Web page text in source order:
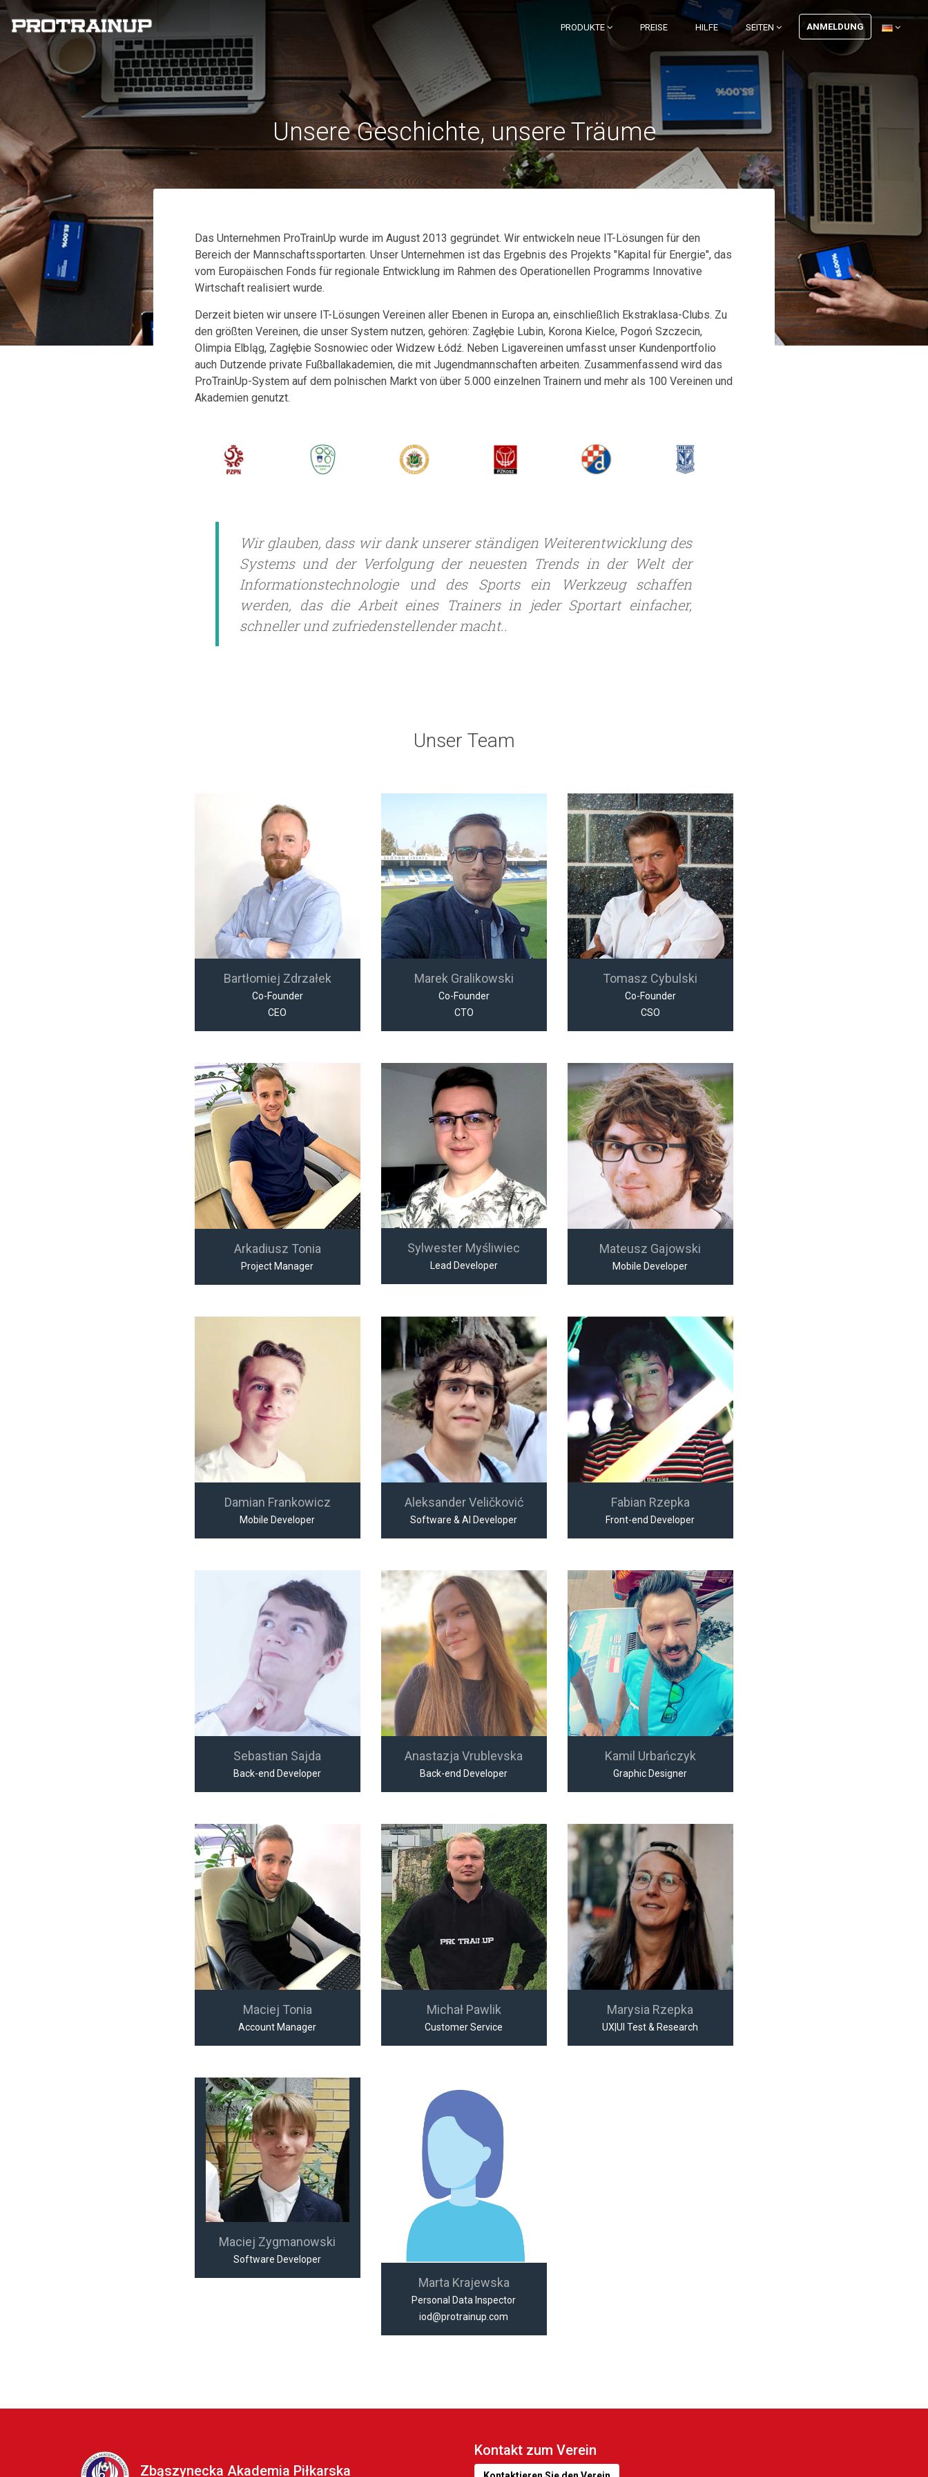
PRODUKTE PREISE HILFE SEITEN ANMELDUNG
Unsere Geschichte, unsere Träume
Das Unternehmen ProTrainUp wurde im August 2013 gegründet. Wir entwickeln neue IT-Lösungen für den
Bereich der Mannschaftssportarten. Unser Unternehmen ist das Ergebnis des Projekts "Kapital für Energie", das
vom Europäischen Fonds für regionale Entwicklung im Rahmen des Operationellen Programms Innovative
Wirtschaft realisiert wurde.
Derzeit bieten wir unsere IT-Lösungen Vereinen aller Ebenen in Europa an, einschließlich Ekstraklasa-Clubs. Zu
den größten Vereinen, die unser System nutzen, gehören: Zagłębie Lubin, Korona Kielce, Pogoń Szczecin,
Olimpia Elbląg, Zagłębie Sosnowiec oder Widzew Łódź. Neben Ligavereinen umfasst unser Kundenportfolio
auch Dutzende private Fußballakademien, die mit Jugendmannschaften arbeiten. Zusammenfassend wird das
ProTrainUp-System auf dem polnischen Markt von über 5.000 einzelnen Trainern und mehr als 100 Vereinen und
Akademien genutzt.
Wir glauben, dass wir dank unserer ständigen Weiterentwicklung des
Systems und der Verfolgung der neuesten Trends in der Welt der
Informationstechnologie und des Sports ein Werkzeug schaffen
werden, das die Arbeit eines Trainers in jeder Sportart einfacher,
schneller und zufriedenstellender macht..
Unser Team
Bartłomiej Zdrzałek
Co-Founder
CEO
Marek Gralikowski
Co-Founder
CTO
Tomasz Cybulski
Co-Founder
CSO
Arkadiusz Tonia
Project Manager
Sylwester Myśliwiec
Lead Developer
Mateusz Gajowski
Mobile Developer
Damian Frankowicz
Mobile Developer
Aleksander Veličković
Software & AI Developer
Fabian Rzepka
Front-end Developer
Sebastian Sajda
Back-end Developer
Anastazja Vrublevska
Back-end Developer
Kamil Urbańczyk
Graphic Designer
Maciej Tonia
Account Manager
Michał Pawlik
Customer Service
Marysia Rzepka
UX|UI Test & Research
Maciej Zygmanowski
Software Developer
Marta Krajewska
Personal Data Inspector
iod@protrainup.com
Zbąszynecka Akademia Piłkarska
Kontakt zum Verein